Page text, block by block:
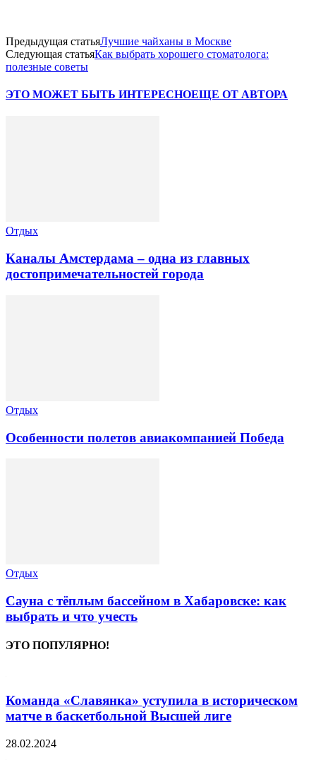
Предыдущая статьяЛучшие чайханы в Москве
Следующая статьяКак выбрать хорошего стоматолога:
полезные советы
ЭТО МОЖЕТ БЫТЬ ИНТЕРЕСНОЕЩЕ ОТ АВТОРА
Отдых
Каналы Амстердама – одна из главных
достопримечательностей города
Отдых
Особенности полетов авиакомпанией Победа
Отдых
Сауна с тёплым бассейном в Хабаровске: как
выбрать и что учесть
ЭТО ПОПУЛЯРНО!
Команда «Славянка» уступила в историческом
матче в баскетбольной Высшей лиге
28.02.2024